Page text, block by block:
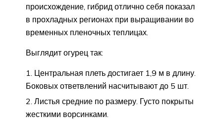
происхождение, гибрид отлично себя показал
в прохладных регионах при выращивании во
временных пленочных теплицах.
Выглядит огурец так:
Центральная плеть достигает 1,9 м в длину.
Боковых ответвлений насчитывают до 5 шт.
Листья средние по размеру. Густо покрыты
жесткими ворсинками.